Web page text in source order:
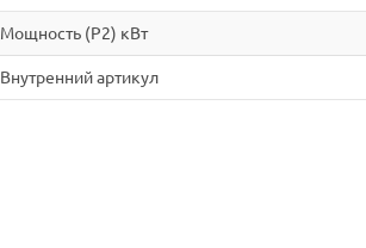
Мощность (P2) кВт
Внутренний артикул